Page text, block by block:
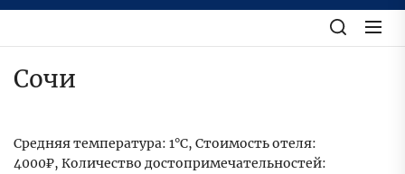
Сочи
Средняя температура: 1°C, Стоимость отеля:
4000₽, Количество достопримечательностей: